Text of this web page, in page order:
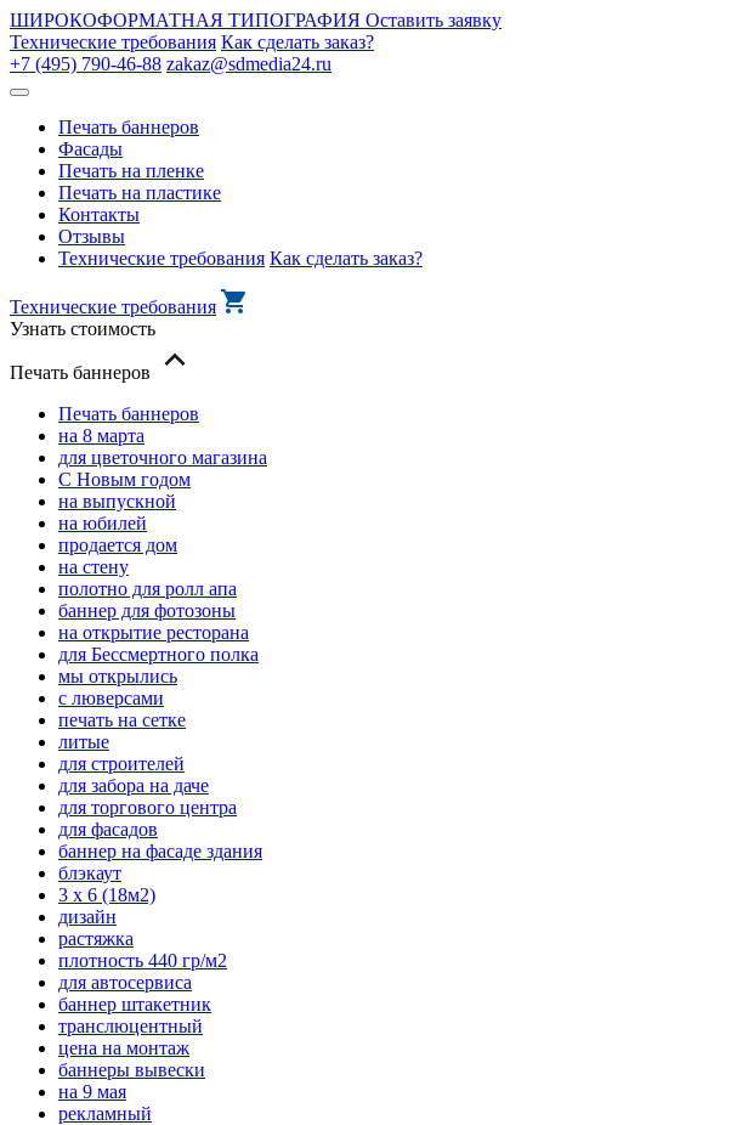
ШИРОКОФОРМАТНАЯ ТИПОГРАФИЯ Оставить заявку
Технические требования Как сделать заказ?
+7 (495) 790-46-88 zakaz@sdmedia24.ru
Печать баннеров
Фасады
Печать на пленке
Печать на пластике
Контакты
Отзывы
Технические требования Как сделать заказ?
Технические требования
Узнать стоимость
Печать баннеров
Печать баннеров
на 8 марта
для цветочного магазина
С Новым годом
на выпускной
на юбилей
продается дом
на стену
полотно для ролл апа
баннер для фотозоны
на открытие ресторана
для Бессмертного полка
мы открылись
с люверсами
печать на сетке
литые
для строителей
для забора на даче
для торгового центра
для фасадов
баннер на фасаде здания
блэкаут
3 х 6 (18м2)
дизайн
растяжка
плотность 440 гр/м2
для автосервиса
баннер штакетник
транслюцентный
цена на монтаж
баннеры вывески
на 9 мая
рекламный